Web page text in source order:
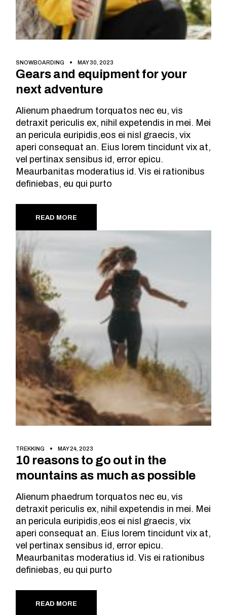
SNOWBOARDING MAY 30, 2023
Gears and equipment for your
next adventure
Alienum phaedrum torquatos nec eu, vis
detraxit periculis ex, nihil expetendis in mei. Mei
an pericula euripidis,eos ei nisl graecis, vix
aperi consequat an. Eius lorem tincidunt vix at,
vel pertinax sensibus id, error epicu.
Meaurbanitas moderatius id. Vis ei rationibus
definiebas, eu qui purto
READ MORE
TREKKING MAY 24, 2023
10 reasons to go out in the
mountains as much as possible
Alienum phaedrum torquatos nec eu, vis
detraxit periculis ex, nihil expetendis in mei. Mei
an pericula euripidis,eos ei nisl graecis, vix
aperi consequat an. Eius lorem tincidunt vix at,
vel pertinax sensibus id, error epicu.
Meaurbanitas moderatius id. Vis ei rationibus
definiebas, eu qui purto
READ MORE